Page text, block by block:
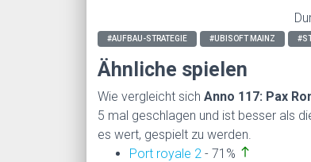
#AUFBAU-STRATEGIE #UBISOFT MAINZ
Ähnliche spielen
Wie vergleicht sich Anno 117: Pax
5 mal geschlagen und ist besser als
es wert, gespielt zu werden.
Port royale 2 - 71% north